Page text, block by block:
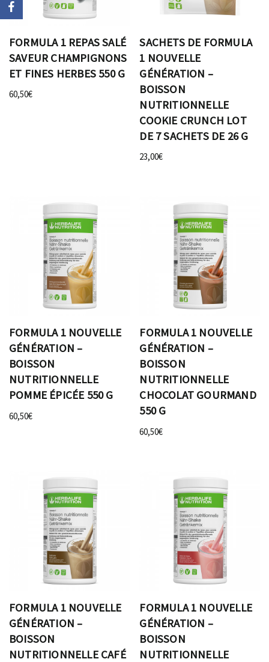
FORMULA 1 REPAS SALÉ
SAVEUR CHAMPIGNONS
ET FINES HERBES 550 G
60,50€
SACHETS DE FORMULA
1 NOUVELLE
GÉNÉRATION –
BOISSON
NUTRITIONNELLE
COOKIE CRUNCH LOT
DE 7 SACHETS DE 26 G
23,00€
FORMULA 1 NOUVELLE
GÉNÉRATION –
BOISSON
NUTRITIONNELLE
POMME ÉPICÉE 550 G
60,50€
FORMULA 1 NOUVELLE
GÉNÉRATION –
BOISSON
NUTRITIONNELLE
CHOCOLAT GOURMAND
550 G
60,50€
FORMULA 1 NOUVELLE
GÉNÉRATION –
BOISSON
NUTRITIONNELLE CAFÉ
FORMULA 1 NOUVELLE
GÉNÉRATION –
BOISSON
NUTRITIONNELLE